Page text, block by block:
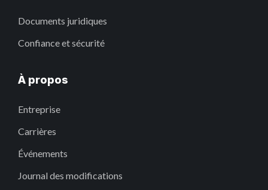
Documents juridiques
Confiance et sécurité
À propos
Entreprise
Carrières
Événements
Journal des modifications